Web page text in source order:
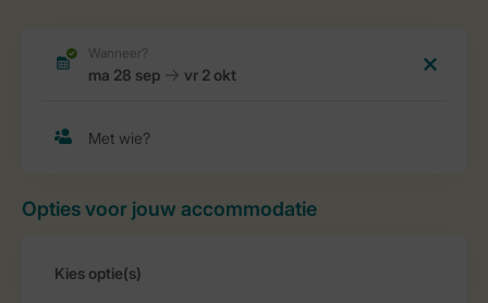
Opties voor jouw accommodatie